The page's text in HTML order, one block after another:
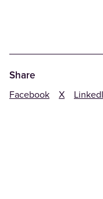
Share
Facebook X